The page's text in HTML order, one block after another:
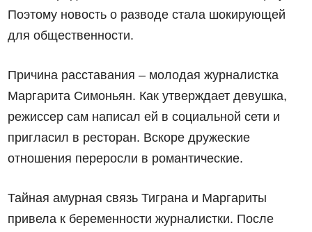
Поэтому новость о разводе стала шокирующей
для общественности.
Причина расставания – молодая журналистка
Маргарита Симоньян. Как утверждает девушка,
режиссер сам написал ей в социальной сети и
пригласил в ресторан. Вскоре дружеские
отношения переросли в романтические.
Тайная амурная связь Тиграна и Маргариты
привела к беременности журналистки. После